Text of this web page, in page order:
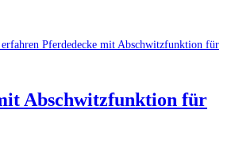
Abschwitzfunktion für